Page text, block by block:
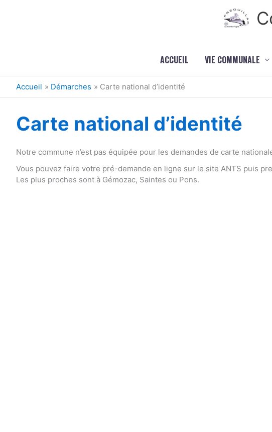
ACCUEIL VIE COMMUNALE
Accueil Démarches Carte national d’identité
Carte national d’identité
Notre commune n’est pas équipée pour les demandes de carte
Vous pouvez faire votre pré-demande en ligne sur le site ANTS puis
Les plus proches sont à Gémozac, Saintes ou Pons.